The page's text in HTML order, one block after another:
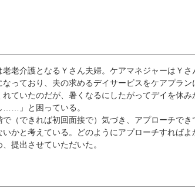
老介護となるＹさん夫婦。ケアマネジャーはＹさ
なっており、夫の求めるデイサービスをケアプラン
ていたのだが、暑くなるにしたがってデイを休み
……」と困っている。
（できれば初回面接で）気づき、アプローチでき
かと考えている。どのようにアプローチすればよ
提出させていただいた。